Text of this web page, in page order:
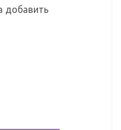
добавить